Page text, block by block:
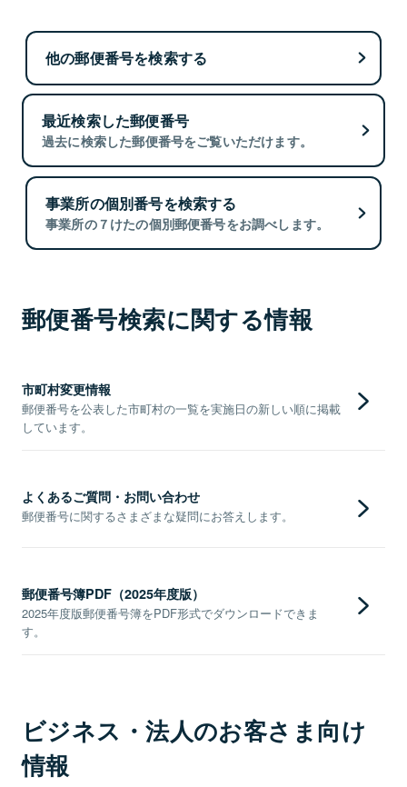
他の郵便番号を検索する
最近検索した郵便番号
過去に検索した郵便番号をご覧いただけます。
事業所の個別番号を検索する
事業所の７けたの個別郵便番号をお調べします。
郵便番号検索に関する情報
市町村変更情報
郵便番号を公表した市町村の一覧を実施日の新しい順に掲載
しています。
よくあるご質問・お問い合わせ
郵便番号に関するさまざまな疑問にお答えします。
郵便番号簿PDF（2025年度版）
2025年度版郵便番号簿をPDF形式でダウンロードできま
す。
ビジネス・法人のお客さま向け
情報